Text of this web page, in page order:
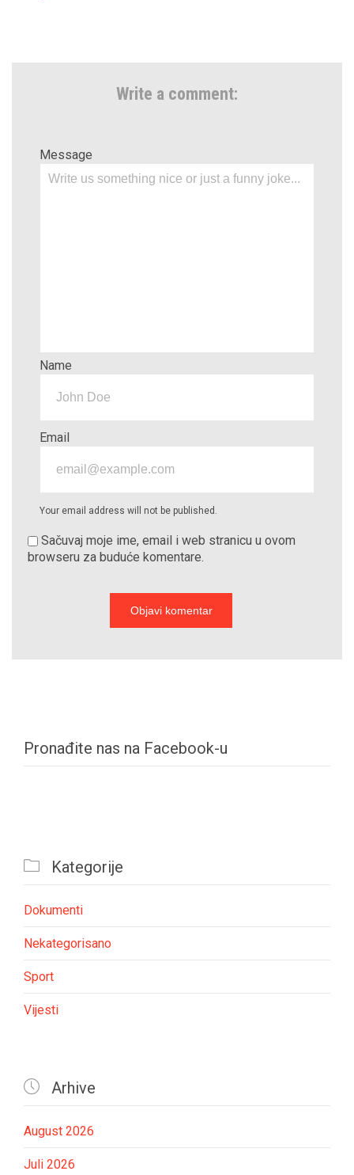
Write a comment:
Message
Name
Email
Your email address will not be published.
Sačuvaj moje ime, email i web stranicu u ovom
browseru za buduće komentare.
Pronađite nas na Facebook-u
 Kategorije
Dokumenti
Nekategorisano
Sport
Vijesti
 Arhive
August 2026
Juli 2026